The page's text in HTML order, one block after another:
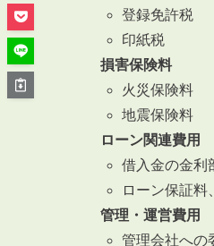
賃貸管理を依頼したい方
マンションの自主管理
アパートの大規模修繕
登録免許税
印紙税
損害保険料
火災保険料
地震保険料
ローン関連費用
借入金の金利
ローン保証料
管理・運営費用
管理会社への